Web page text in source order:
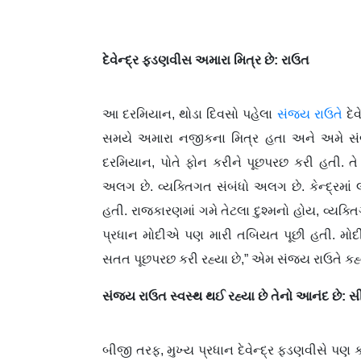
દેવેન્દ્ર ફડણવીસ અમારા મિત્ર છે: રાઉત
આ દરમિયાન, થોડા દિવસો પહેલા સંજય રાઉતે
સમયે અમારા નજીકના મિત્ર હતા અને અમે
દરમિયાન, પોતે ફોન કરીને પૂછપરછ કરી હતી.
અલગ છે. વ્યક્તિગત સંબંધો અલગ છે. કેન્દ્રમાં
હતી. રાજકારણમાં ગમે તેટલા દુશ્મનો હોય,
પ્રધાન મોદીએ પણ મારી તબિયત પૂછી હતી.
સતત પૂછપરછ કરી રહ્યા છે,” એમ સંજય રાઉતે
સંજય રાઉત સ્વસ્થ થઈ રહ્યા છે તેનો આનંદ છે:
બીજી તરફ, મુખ્ય પ્રધાન દેવેન્દ્ર ફડણવીસે